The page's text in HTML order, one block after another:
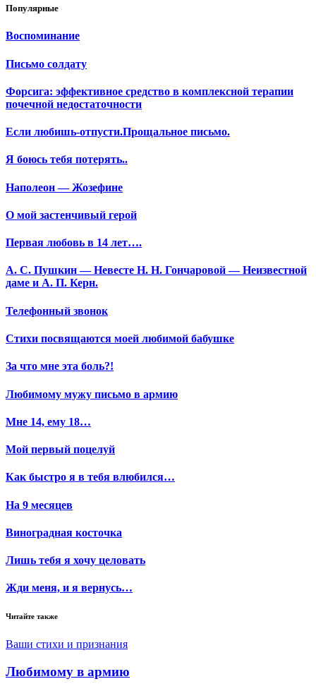
Популярные
Воспоминание
Письмо солдату
Форсига: эффективное средство в комплексной терапии
почечной недостаточности
Если любишь-отпусти.Прощальное письмо.
Я боюсь тебя потерять..
Наполеон — Жозефине
О мой застенчивый герой
Первая любовь в 14 лет….
А. С. Пушкин — Невесте Н. Н. Гончаровой — Неизвестной
даме и А. П. Керн.
Телефонный звонок
Стихи посвящаются моей любимой бабушке
За что мне эта боль?!
Любимому мужу письмо в армию
Мне 14, ему 18…
Мой первый поцелуй
Как быстро я в тебя влюбился…
На 9 месяцев
Виноградная косточка
Лишь тебя я хочу целовать
Жди меня, и я вернусь…
Читайте также
Ваши стихи и признания
Любимому в армию